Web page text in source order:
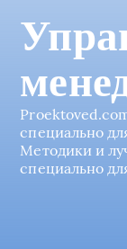
специально
Методики и
специально